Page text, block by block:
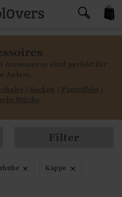
Accessoires sind perfekt für
Anlass.
| Socken | Pantoffeln |
Stücke
Filter
Kappe